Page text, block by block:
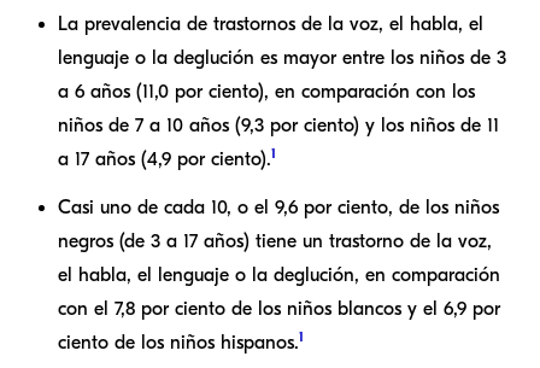
La prevalencia de trastornos de la voz, el habla, el
lenguaje o la deglución es mayor entre los niños de 3
a 6 años (11,0 por ciento), en comparación con los
niños de 7 a 10 años (9,3 por ciento) y los niños de 11
a 17 años (4,9 por ciento).1
Casi uno de cada 10, o el 9,6 por ciento, de los niños
negros (de 3 a 17 años) tiene un trastorno de la voz,
el habla, el lenguaje o la deglución, en comparación
con el 7,8 por ciento de los niños blancos y el 6,9 por
ciento de los niños hispanos.1